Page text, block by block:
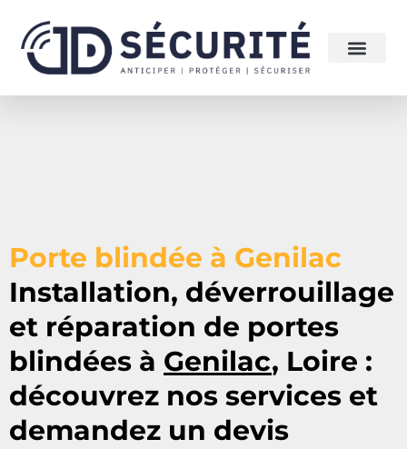
Porte blindée à Genilac
Installation, déverrouillage
et réparation de portes
blindées à Genilac, Loire :
découvrez nos services et
demandez un devis